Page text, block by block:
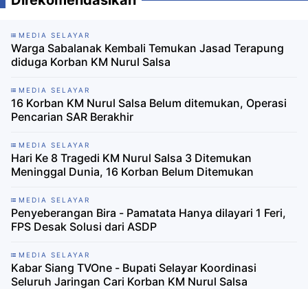
MEDIA SELAYAR
Warga Sabalanak Kembali Temukan Jasad Terapung
diduga Korban KM Nurul Salsa
MEDIA SELAYAR
16 Korban KM Nurul Salsa Belum ditemukan, Operasi
Pencarian SAR Berakhir
MEDIA SELAYAR
Hari Ke 8 Tragedi KM Nurul Salsa 3 Ditemukan
Meninggal Dunia, 16 Korban Belum Ditemukan
MEDIA SELAYAR
Penyeberangan Bira - Pamatata Hanya dilayari 1 Feri,
FPS Desak Solusi dari ASDP
MEDIA SELAYAR
Kabar Siang TVOne - Bupati Selayar Koordinasi
Seluruh Jaringan Cari Korban KM Nurul Salsa